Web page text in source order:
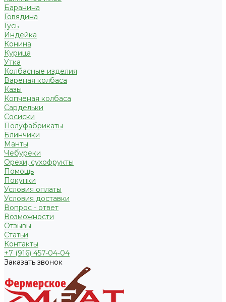
Баранина
Говядина
Гусь
Индейка
Конина
Курица
Утка
Колбасные изделия
Вареная колбаса
Казы
Копченая колбаса
Сардельки
Сосиски
Полуфабрикаты
Блинчики
Манты
Чебуреки
Орехи, сухофрукты
Помощь
Покупки
Условия оплаты
Условия доставки
Вопрос - ответ
Возможности
Отзывы
Статьи
Контакты
+7 (916) 457-04-04
Заказать звонок